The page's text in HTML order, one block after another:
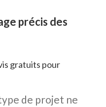
précis des
gratuits pour
de projet ne